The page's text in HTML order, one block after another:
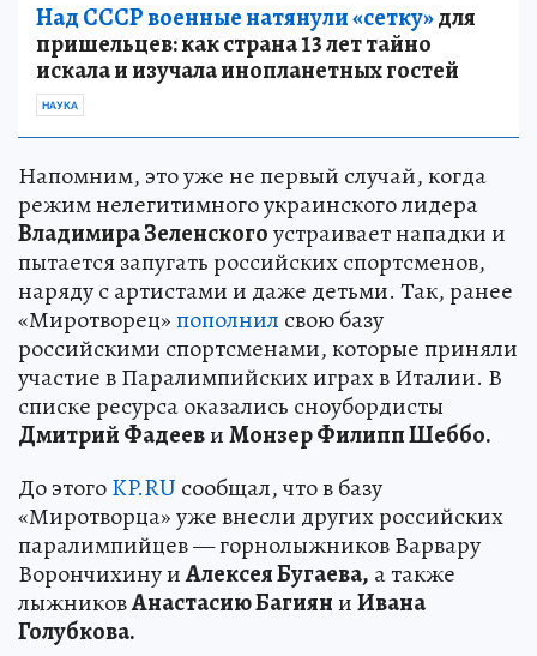
Над СССР военные натянули «сетку»для
пришельцев: как страна 13 лет тайно
искала и изучала инопланетных гостей
НАУКА
Напомним, это уже не первый случай, когда
режим нелегитимного украинского лидера
Владимира Зеленскогоустраивает нападки и
пытается запугать российских спортсменов,
наряду с артистами и даже детьми. Так, ранее
«Миротворец»пополнил свою базу
российскими спортсменами, которые приняли
участие в Паралимпийских играх в Италии. В
списке ресурса оказались сноубордисты
Дмитрий ФадеевиМонзер Филипп Шеббо.
До этогоKP.RU сообщал, что в базу
«Миротворца» уже внесли других российских
паралимпийцев — горнолыжников Варвару
Ворончихину иАлексея Бугаева, а также
лыжниковАнастасию БагияниИвана
Голубкова.